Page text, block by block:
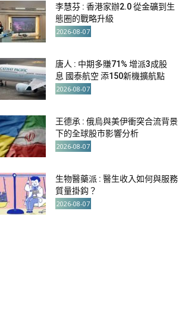
李慧芬 : 香港家辦2.0 從金礦到生
態圈的戰略升級
2026-08-07
唐人 : 中期多賺71% 增派3成股
息 國泰航空 添150新機擴航點
2026-08-07
王德承 : 俄烏與美伊衝突合流背景
下的全球股市影響分析
2026-08-07
生物醫藥派 : 醫生收入如何與服務
質量掛鈎？
2026-08-07